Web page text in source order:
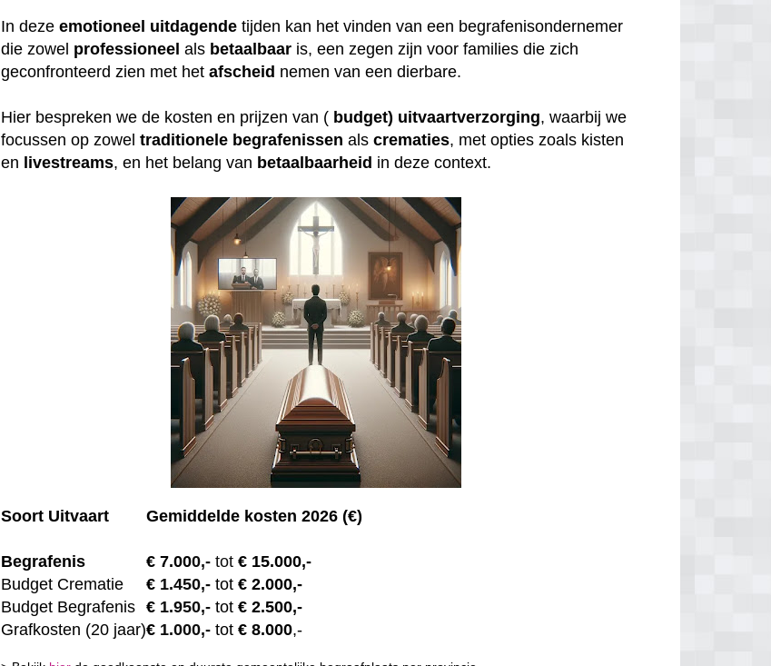
In dezeemotioneel uitdagende tijden kan het vinden van een begrafenisondernemer
die zowel professioneel als betaalbaar is, een zegen zijn voor families die zich
geconfronteerd zien met hetafscheid nemen van een dierbare.
Hier bespreken we de kosten en prijzen van ( budget) uitvaartverzorging, waarbij we
focussen op zoweltraditionele begrafenissen alscrematies, met opties zoals kisten
en livestreams, en het belang van betaalbaarheid in deze context.
Soort Uitvaart Gemiddelde kosten 2026 (€)
Begrafenis € 7.000,- tot € 15.000,-
Budget Crematie
€ 1.450,- tot€ 2.000,-
Budget Begrafenis € 1.950,- tot€ 2.500,-
Grafkosten (20 jaar)€ 1.000,- tot€ 8.000,-